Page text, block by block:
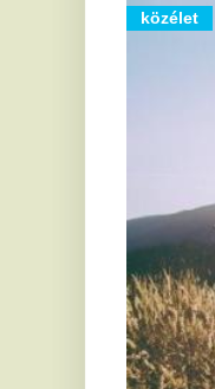
Salgótarjánban
országos